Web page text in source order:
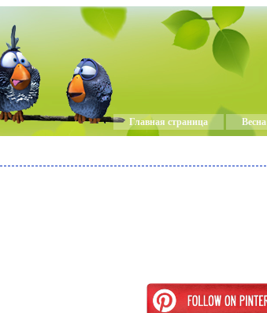
Главная страница Весна